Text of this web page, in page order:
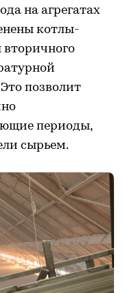
на агрегатах
котлы-
позволит
периоды,
сырьем.